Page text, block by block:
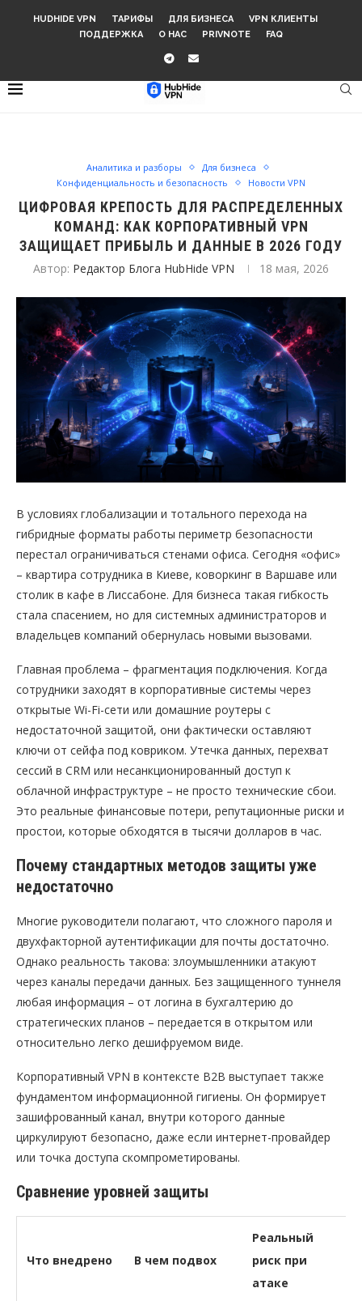
HUDHIDE VPN ТАРИФЫ ДЛЯ БИЗНЕСА
VPN КЛИЕНТЫ
ПОДДЕРЖКА
О НАС PRIVNOTE FAQ
Аналитика и разборы
Для бизнеса
Конфиденциальность и безопасность
Новости VPN
ЦИФРОВАЯ КРЕПОСТЬ ДЛЯ РАСПРЕДЕЛЕННЫХ
КОМАНД: КАК КОРПОРАТИВНЫЙ VPN
ЗАЩИЩАЕТ ПРИБЫЛЬ И ДАННЫЕ В 2026 ГОДУ
Автор: Редактор Блога HubHide VPN 18 мая, 2026
В условиях глобализации и тотального перехода на
гибридные форматы работы периметр безопасности
перестал ограничиваться стенами офиса. Сегодня «офис»
– квартира сотрудника в Киеве, коворкинг в Варшаве или
столик в кафе в Лиссабоне. Для бизнеса такая гибкость
стала спасением, но для системных администраторов и
владельцев компаний обернулась новыми вызовами.
Главная проблема – фрагментация подключения. Когда
сотрудники заходят в корпоративные системы через
открытые Wi-Fi-сети или домашние роутеры с
недостаточной защитой, они фактически оставляют
ключи от сейфа под ковриком. Утечка данных, перехват
сессий в CRM или несанкционированный доступ к
облачной инфраструктуре – не просто технические сбои.
Это реальные финансовые потери, репутационные риски и
простои, которые обходятся в тысячи долларов в час.
Почему стандартных методов защиты уже
недостаточно
Многие руководители полагают, что сложного пароля и
двухфакторной аутентификации для почты достаточно.
Однако реальность такова: злоумышленники атакуют
через каналы передачи данных. Без защищенного туннеля
любая информация – от логина в бухгалтерию до
стратегических планов – передается в открытом или
относительно легко дешифруемом виде.
Корпоративный VPN в контексте B2B выступает также
фундаментом информационной гигиены. Он формирует
зашифрованный канал, внутри которого данные
циркулируют безопасно, даже если интернет-провайдер
или точка доступа скомпрометированы.
Сравнение уровней защиты
Что внедрено В чем подвох
Реальный
риск при
атаке